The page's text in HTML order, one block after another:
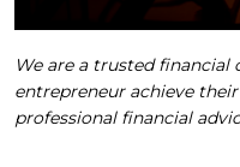
We are a trusted
entrepreneur achieve
professional financial